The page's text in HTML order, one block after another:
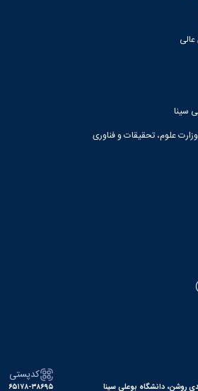
سینا
علوم، تحقیقات و فناوری
روشن، دانشگاه بوعلی سینا
کدپستی
۶۵۱۷۸-۳۸۶۹۵